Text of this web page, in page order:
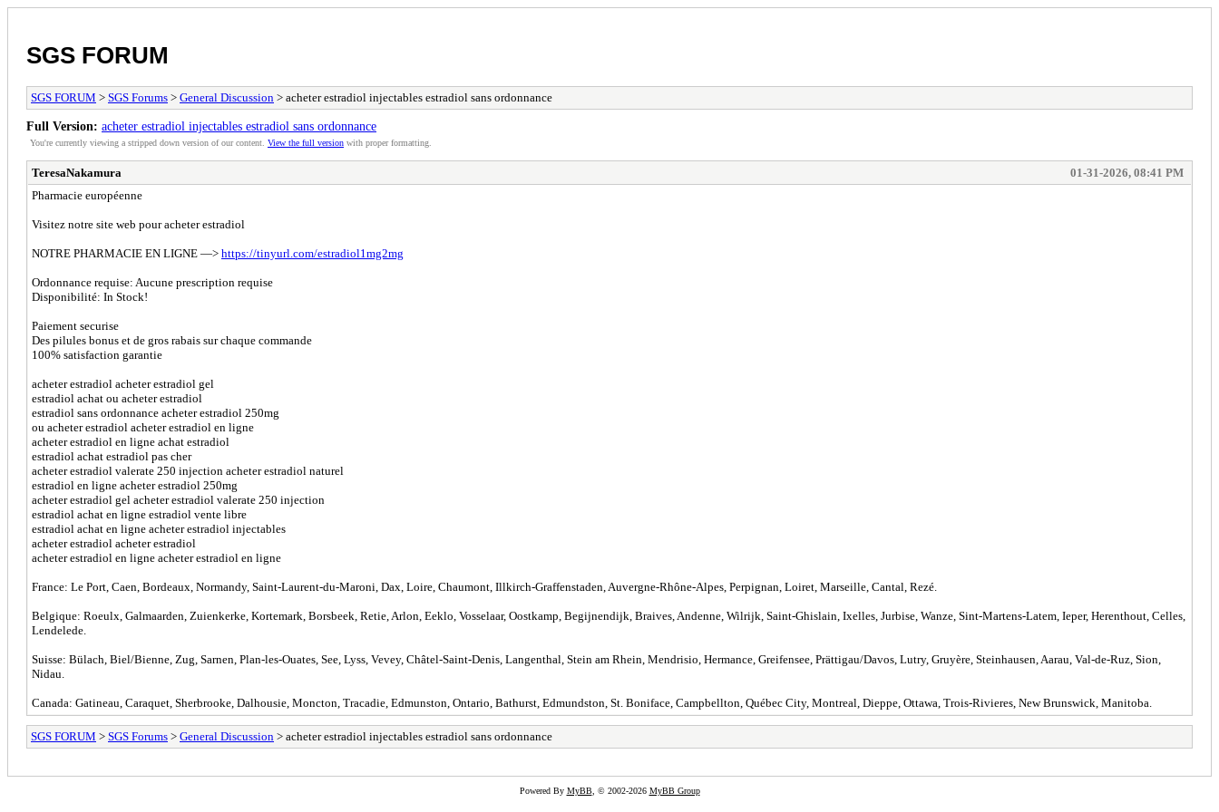
SGS FORUM
SGS FORUM > SGS Forums > General Discussion > acheter estradiol injectables estradiol sans ordonnance
Full Version: acheter estradiol injectables estradiol sans ordonnance
You're currently viewing a stripped down version of our content. View the full version with proper formatting.
TeresaNakamura
01-31-2026, 08:41 PM
Pharmacie européenne
Visitez notre site web pour acheter estradiol
NOTRE PHARMACIE EN LIGNE —> https://tinyurl.com/estradiol1mg2mg
Ordonnance requise: Aucune prescription requise
Disponibilité: In Stock!
Paiement securise
Des pilules bonus et de gros rabais sur chaque commande
100% satisfaction garantie
acheter estradiol acheter estradiol gel
estradiol achat ou acheter estradiol
estradiol sans ordonnance acheter estradiol 250mg
ou acheter estradiol acheter estradiol en ligne
acheter estradiol en ligne achat estradiol
estradiol achat estradiol pas cher
acheter estradiol valerate 250 injection acheter estradiol naturel
estradiol en ligne acheter estradiol 250mg
acheter estradiol gel acheter estradiol valerate 250 injection
estradiol achat en ligne estradiol vente libre
estradiol achat en ligne acheter estradiol injectables
acheter estradiol acheter estradiol
acheter estradiol en ligne acheter estradiol en ligne
France: Le Port, Caen, Bordeaux, Normandy, Saint-Laurent-du-Maroni, Dax, Loire, Chaumont, Illkirch-Graffenstaden, Auvergne-Rhône-Alpes, Perpignan, Loiret, Marseille, Cantal, Rezé.
Belgique: Roeulx, Galmaarden, Zuienkerke, Kortemark, Borsbeek, Retie, Arlon, Eeklo, Vosselaar, Oostkamp, Begijnendijk, Braives, Andenne, Wilrijk, Saint-Ghislain, Ixelles, Jurbise, Wanze, Sint-Martens-Latem, Ieper, Herenthout, Celles,
Lendelede.
Suisse: Bülach, Biel/Bienne, Zug, Sarnen, Plan-les-Ouates, See, Lyss, Vevey, Châtel-Saint-Denis, Langenthal, Stein am Rhein, Mendrisio, Hermance, Greifensee, Prättigau/Davos, Lutry, Gruyère, Steinhausen, Aarau, Val-de-Ruz, Sion,
Nidau.
Canada: Gatineau, Caraquet, Sherbrooke, Dalhousie, Moncton, Tracadie, Edmunston, Ontario, Bathurst, Edmundston, St. Boniface, Campbellton, Québec City, Montreal, Dieppe, Ottawa, Trois-Rivieres, New Brunswick, Manitoba.
SGS FORUM > SGS Forums > General Discussion > acheter estradiol injectables estradiol sans ordonnance
Powered By MyBB, © 2002-2026 MyBB Group